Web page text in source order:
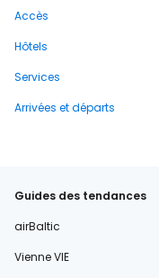
Accès
Hôtels
Services
Arrivées et départs
Guides des tendances
airBaltic
Vienne VIE